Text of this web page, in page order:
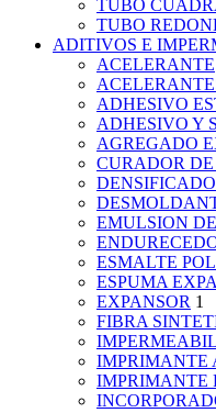
TUBO
TUBO
ADITIVOS E
ACELERANTE
ADHESIVO
ADHESIVO Y
AGREGADO
CURADOR
EMULSION
ESMALTE
ESPUMA
EXPANSOR 1
FIBRA
IMPRIMANTE
IMPRIMANTE